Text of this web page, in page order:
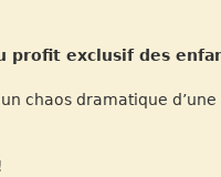
profit exclusif des
chaos dramatique